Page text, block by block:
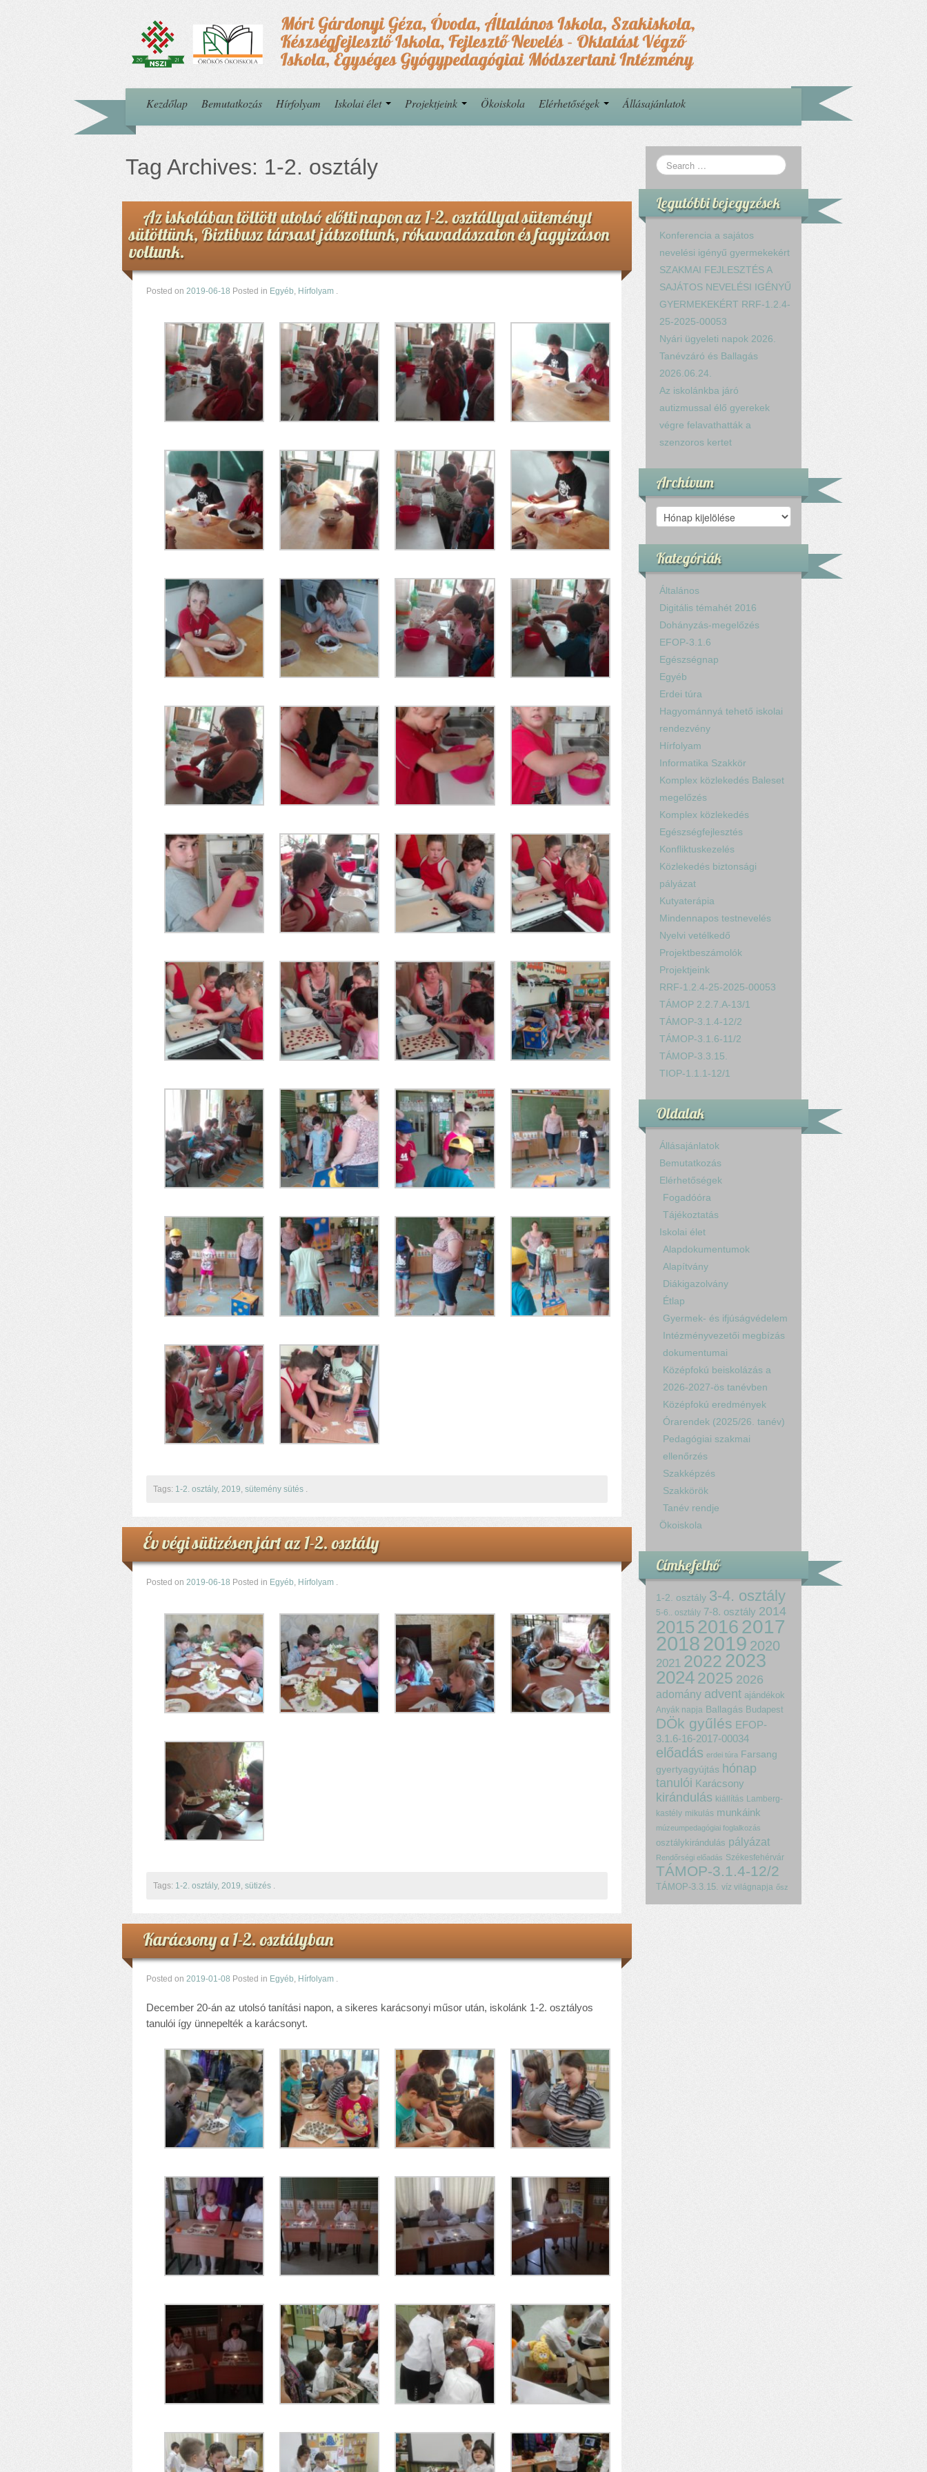
Kezdőlap Bemutatkozás Hírfolyam Iskolai élet Projektjeink Ökoiskola Elérhetőségek Állásajánlatok
Tag Archives: 1-2. osztály
Az iskolában töltött utolsó előtti napon az 1-2. osztállyal süteményt
sütöttünk, Biztibusz társast játszottunk, rókavadászaton és fagyizáson
voltunk.
Posted on 2019-06-18 Posted in Egyéb, Hírfolyam .
Tags: 1-2. osztály, 2019 sütemény sütés
Év végi sütizésen járt az 1-2. osztály
Posted on 2019-06-18 Posted in Egyéb Hírfolyam
Tags: 1-2. osztály, 2019, sütizés .
Karácsony a 1-2. osztályban
Posted on 2019-01-08 Posted in Egyéb, Hírfolyam .
December 20-án az utolsó tanítási napon, a sikeres karácsonyi műsor után, iskolánk 1-2. osztályos
tanulói így ünnepelték a karácsonyt.
Legutóbbi bejegyzések
Konferencia a sajátos
nevelési igényű gyermekekért
SZAKMAI FEJLESZTÉS A
SAJÁTOS NEVELÉSI IGÉNYŰ
GYERMEKEKÉRT RRF-1.2.4-
25-2025-00053
Nyári ügyeleti napok 2026.
Tanévzáró és Ballagás
2026.06.24.
Az iskolánkba járó
autizmussal élő gyerekek
végre felavathatták a
szenzoros kertet
Archívum
Archívum
Kategóriák
Általános
Digitális témahét 2016
Dohányzás-megelőzés
EFOP-3.1.6
Egészségnap
Egyéb
Erdei túra
Hagyománnyá tehető iskolai
rendezvény
Hírfolyam
Informatika Szakkör
Komplex közlekedés Baleset
megelőzés
Komplex közlekedés
Egészségfejlesztés
Konfliktuskezelés
Közlekedés biztonsági
pályázat
Kutyaterápia
Mindennapos testnevelés
Nyelvi vetélkedő
Projektbeszámolók
Projektjeink
RRF-1.2.4-25-2025-00053
TÁMOP 2.2.7.A-13/1
TÁMOP-3.1.4-12/2
TÁMOP-3.1.6-11/2
TÁMOP-3.3.15.
TIOP-1.1.1-12/1
Oldalak
Állásajánlatok
Bemutatkozás
Elérhetőségek
Fogadóóra
Tájékoztatás
Iskolai élet
Alapdokumentumok
Alapítvány
Diákigazolvány
Étlap
Gyermek- és ifjúságvédelem
Intézményvezetői megbízás
dokumentumai
Középfokú beiskolázás a
2026-2027-ös tanévben
Középfokú eredmények
Órarendek (2025/26. tanév)
Pedagógiai szakmai
ellenőrzés
Szakképzés
Szakkörök
Tanév rendje
Ökoiskola
Címkefelhő
1-2. osztály 3-4. osztály
5-6.. osztály 7-8. osztály 2014
2015 2016 2017
20182019 2020
2021 2022 2023
20242025 2026
adomány advent ajándékok
Anyák napja Ballagás Budapest
DÖk gyűlés EFOP-
3.1.6-16-2017-00034
előadás erdei túra Farsang
gyertyagyújtás hónap
tanulói Karácsony
kirándulás kiállítás Lamberg-
kastély mikulás munkáink
múzeumpedagógiai foglalkozás
osztálykirándulás pályázat
Rendőrségi előadás Székesfehérvár
TÁMOP-3.1.4-12/2
TÁMOP-3.3.15. víz világnapja ősz